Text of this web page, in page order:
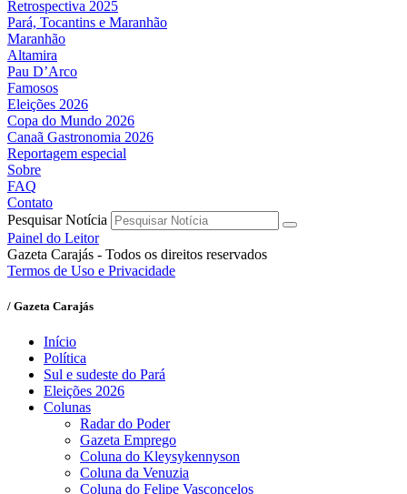
Retrospectiva 2025
Pará, Tocantins e Maranhão
Maranhão
Altamira
Pau D’Arco
Famosos
Eleições 2026
Copa do Mundo 2026
Canaã Gastronomia 2026
Reportagem especial
Sobre
FAQ
Contato
Pesquisar Notícia
Painel do Leitor
Gazeta Carajás - Todos os direitos reservados
Termos de Uso e Privacidade
/ Gazeta Carajás
Início
Política
Sul e sudeste do Pará
Eleições 2026
Colunas
Radar do Poder
Gazeta Emprego
Coluna do Kleysykennyson
Coluna da Venuzia
Coluna do Felipe Vasconcelos